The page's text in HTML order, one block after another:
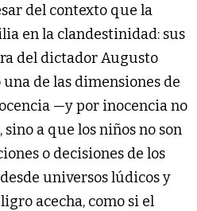
del contexto que la
en la clandestinidad: sus
del dictador Augusto
de las dimensiones de
—y por inocencia no
a que los niños no son
o decisiones de los
universos lúdicos y
acecha, como si el